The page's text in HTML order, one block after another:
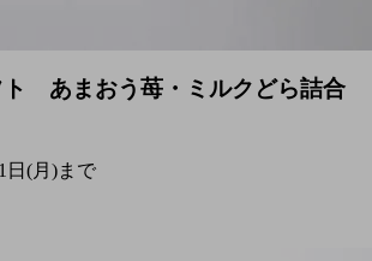
ト あまおう苺・ミルクどら詰合
日(月)まで